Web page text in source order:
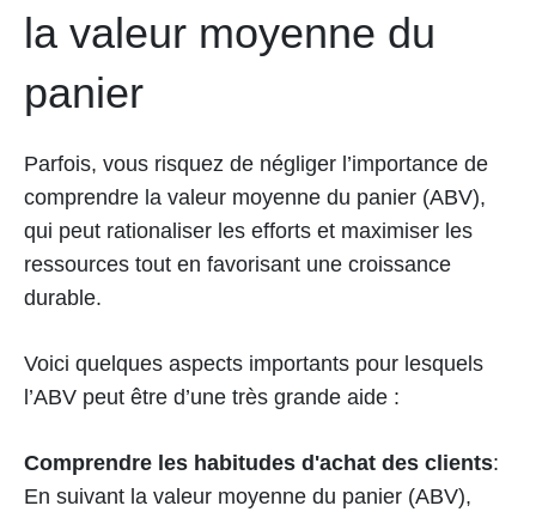
la valeur moyenne du
panier
Parfois, vous risquez de négliger l’importance de
comprendre la valeur moyenne du panier (ABV),
qui peut rationaliser les efforts et maximiser les
ressources tout en favorisant une croissance
durable.
Voici quelques aspects importants pour lesquels
l’ABV peut être d’une très grande aide :
Comprendre les habitudes d'achat des clients:
En suivant la valeur moyenne du panier (ABV),